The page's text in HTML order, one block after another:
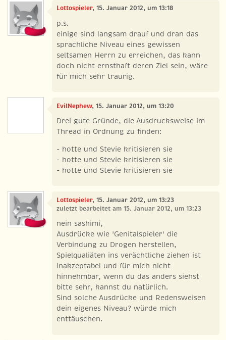
Lottospieler, 15. Januar 2012, um 13:18
p.s.
einige sind langsam drauf und dran das
sprachliche Niveau eines gewissen
seltsamen Herrn zu erreichen, das kann
doch nicht ernsthaft deren Ziel sein, wäre
für mich sehr traurig.
EvilNephew, 15. Januar 2012, um 13:20
Drei gute Gründe, die Ausdrucksweise im
Thread in Ordnung zu finden:
- hotte und Stevie kritisieren sie
- hotte und Stevie kritisieren sie
- hotte und Stevie kritisieren sie
Lottospieler, 15. Januar 2012, um 13:23
zuletzt bearbeitet am 15. Januar 2012, um 13:23
nein sashimi,
Ausdrücke wie 'Genitalspieler' die
Verbindung zu Drogen herstellen,
Spielqualiäten ins verächtliche ziehen ist
inakzeptabel und für mich nicht
hinnehmbar, wenn du das anders siehst
bitte sehr, kannst du natürlich.
Sind solche Ausdrücke und Redensweisen
dein eigenes Niveau? würde mich
enttäuschen.